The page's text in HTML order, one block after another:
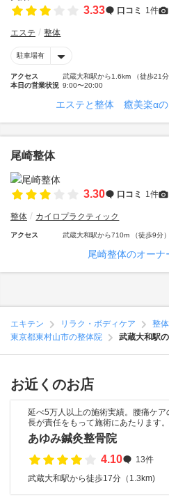
3.33 口コミ 1件
エステ 整体
駐車場有
アクセス
武蔵大和駅から1.6km （徒歩21分
本日の営業状況 9:00〜20:00
エステと整体 癒美楽αの
尾崎整体
3.30 口コミ 1件
整体 カイロプラクティック
アクセス 武蔵大和駅から710m （徒歩9分）
尾崎整体のオーナ
エキテン リラク・ボディケア 整体
東京都東村山市の整体院
武蔵大和駅
お近くのお店
延べ5万人以上の施術実績。腰痛ケ
長が責任をもって施術にあたります。
あゆみ鍼灸整骨院
4.10
13件
武蔵大和駅から徒歩17分（1.3km)